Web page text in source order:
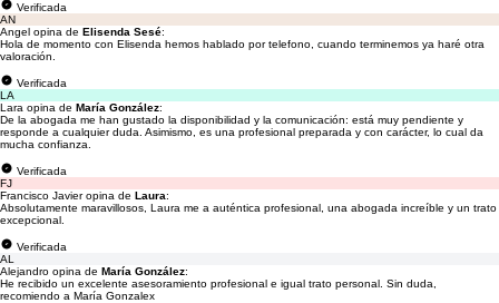
Verificada
AN
Angel opina de Elisenda Sesé:
Hola de momento con Elisenda hemos hablado por telefono, cuando terminemos ya haré otra
valoración.
Verificada
LA
Lara opina de María González:
De la abogada me han gustado la disponibilidad y la comunicación: está muy pendiente y
responde a cualquier duda. Asimismo, es una profesional preparada y con carácter, lo cual da
mucha confianza.
Verificada
FJ
Francisco Javier opina de Laura:
Absolutamente maravillosos, Laura me a auténtica profesional, una abogada increíble y un trato
excepcional.
Verificada
AL
Alejandro opina de María González:
He recibido un excelente asesoramiento profesional e igual trato personal. Sin duda,
recomiendo a María Gonzalex